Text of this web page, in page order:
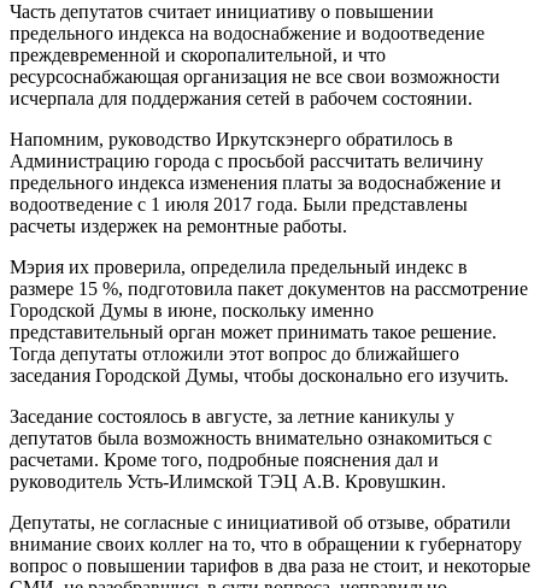
Часть депутатов считает инициативу о повышении
предельного индекса на водоснабжение и водоотведение
преждевременной и скоропалительной, и что
ресурсоснабжающая организация не все свои возможности
исчерпала для поддержания сетей в рабочем состоянии.
Напомним, руководство Иркутскэнерго обратилось в
Администрацию города с просьбой рассчитать величину
предельного индекса изменения платы за водоснабжение и
водоотведение с 1 июля 2017 года. Были представлены
расчеты издержек на ремонтные работы.
Мэрия их проверила, определила предельный индекс в
размере 15 %, подготовила пакет документов на рассмотрение
Городской Думы в июне, поскольку именно
представительный орган может принимать такое решение.
Тогда депутаты отложили этот вопрос до ближайшего
заседания Городской Думы, чтобы досконально его изучить.
Заседание состоялось в августе, за летние каникулы у
депутатов была возможность внимательно ознакомиться с
расчетами. Кроме того, подробные пояснения дал и
руководитель Усть-Илимской ТЭЦ А.В. Кровушкин.
Депутаты, не согласные с инициативой об отзыве, обратили
внимание своих коллег на то, что в обращении к губернатору
вопрос о повышении тарифов в два раза не стоит, и некоторые